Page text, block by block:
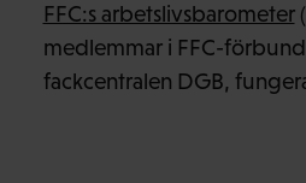
FFC:s arbetslivsbarometer
medlemmar i FFC-
fackcentralen DGB,